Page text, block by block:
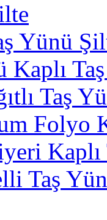
Yünü
Kaplı
Taş
Folyo
Taş